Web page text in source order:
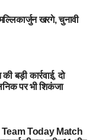
खरगे, चुनावी
बड़ी कार्रवाई, दो
पर भी शिकंजा
Today Match